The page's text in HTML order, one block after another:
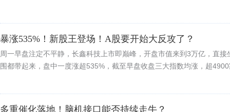
暴涨535%！新股王登场！A股要开始大反攻了？
周一早盘注定不平静，长鑫科技上市即巅峰，开盘市值来到3万亿，直
围都带起来，盘中一度涨超535%，截至早盘收盘三大指数均涨，超
多重催化落地！脑机接口能否持续走牛？